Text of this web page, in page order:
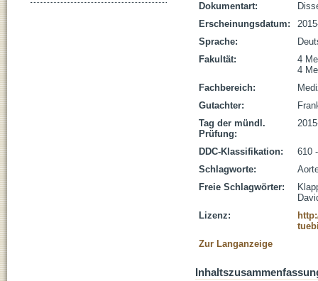
Dokumentart:
Erscheinungsdatum:
Sprache:
Fakultät:
4
4
Fachbereich:
Gutachter:
Tag der mündl.
Prüfung:
DDC-Klassifikation:
610
Schlagworte:
Freie Schlagwörter:
Lizenz:
Zur Langanzeige